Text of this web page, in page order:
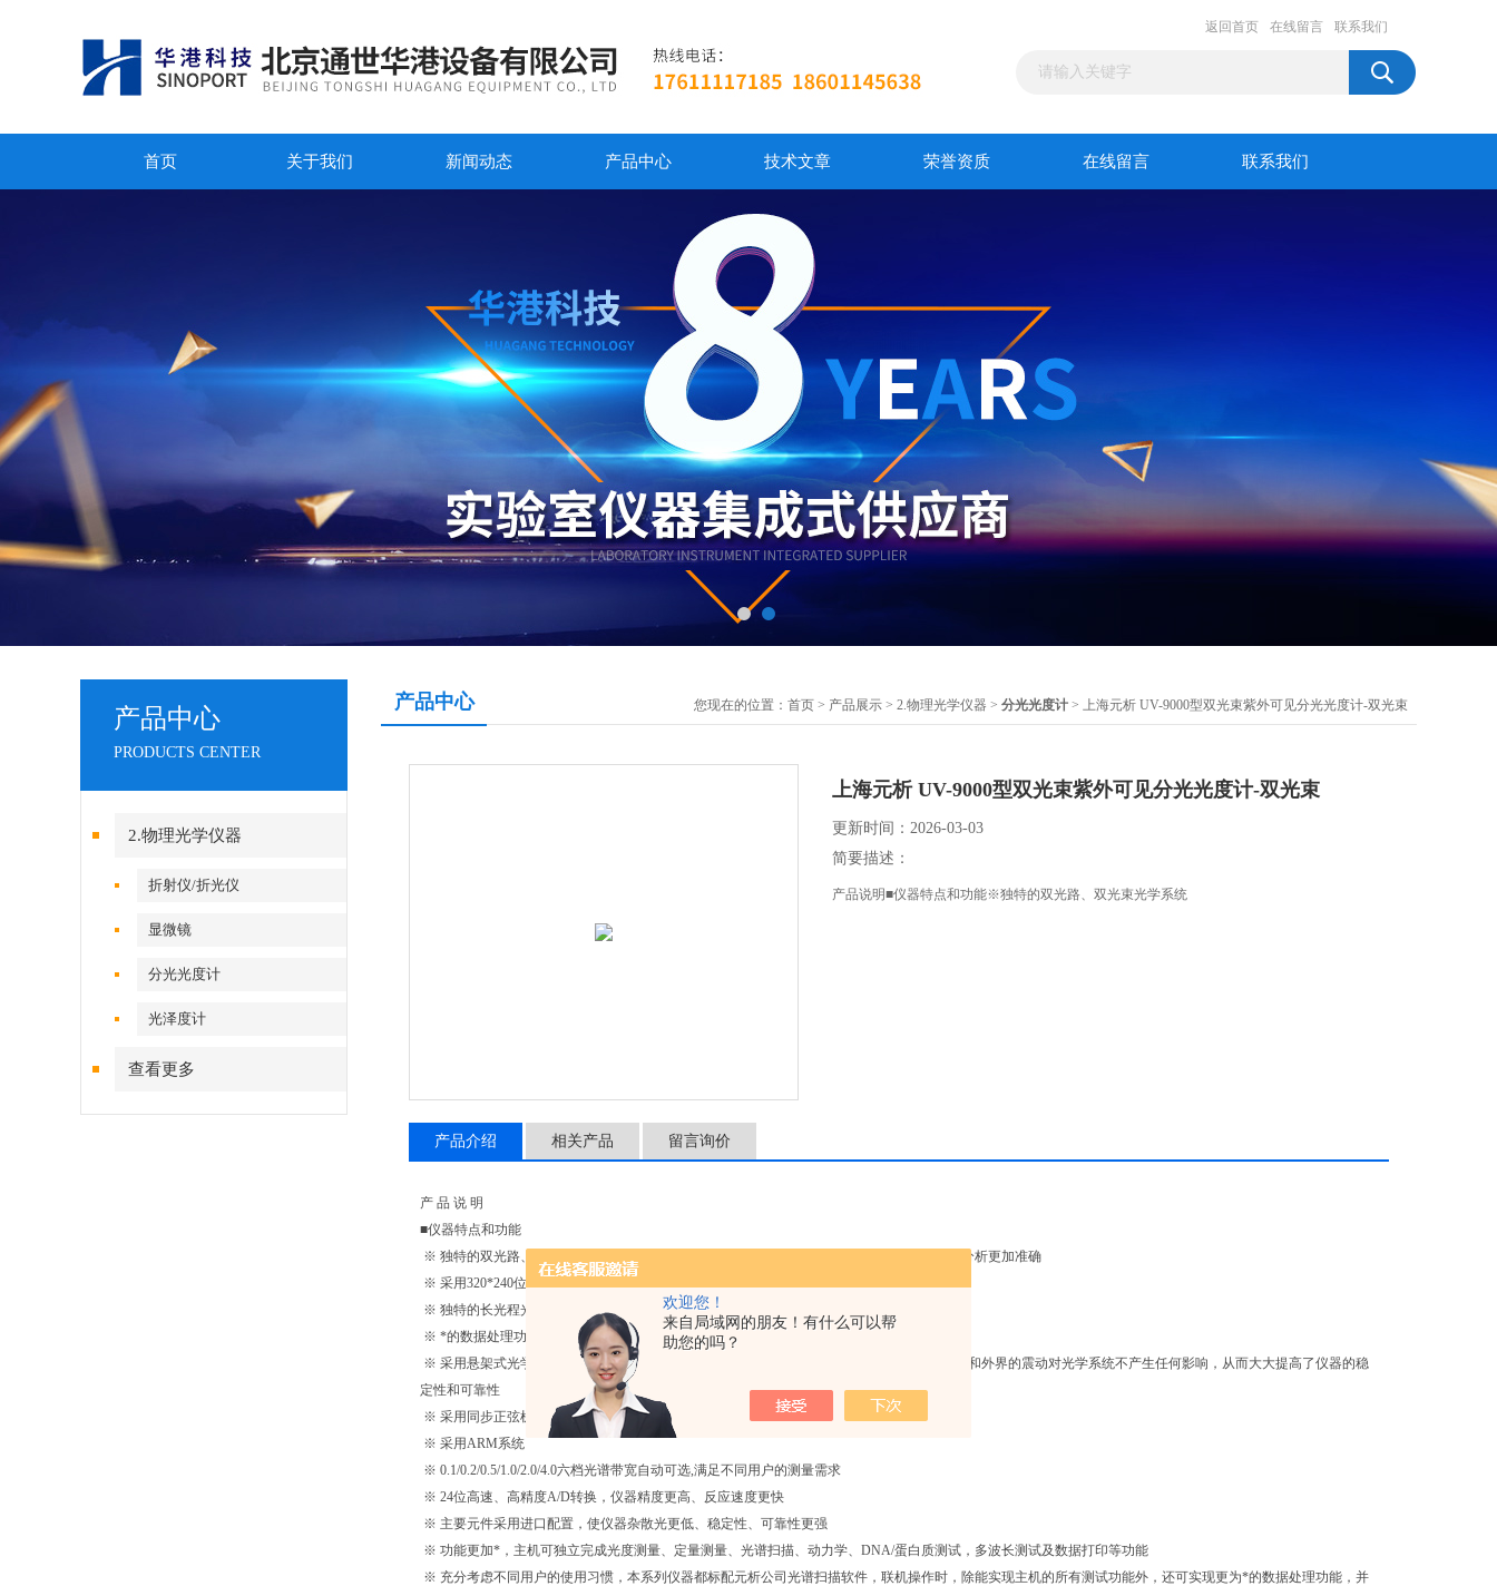
欢迎您！
来自局域网的朋友！有什么可以帮
助您的吗？
返回首页 在线留言 联系我们
首页 关于我们 新闻动态 产品中心 技术文章 荣誉资质 在线留言 联系我们
产品中心
PRODUCTS CENTER
2.物理光学仪器
折射仪/折光仪
显微镜
分光光度计
光泽度计
查看更多
产品中心 您现在的位置： 首页 > 产品展示 > 2.物理光学仪器 > 分光光度计 > 上海元析 UV-9000型双光束紫外可见分光光度计-双光束
上海元析 UV-9000型双光束紫外可见分光光度计-双光束
更新时间：2026-03-03
简要描述：
产品说明■仪器特点和功能※独特的双光路、双光束光学系统
产品介绍 相关产品 留言询价
产 品 说 明
■仪器特点和功能
※ 独特的双光路、双光束光学系统，仪器分辨率更高，杂散光更低，稳定性、可靠性更强，分析更加准确
※ 采用320*240位点阵式高亮6 "液晶显示器，显示清晰，信息完备
※ 独特的长光程光路设计，使仪器分辨率更高，尤其适合微量测试
※ *的数据处理功能，使测试结果能得到充分的应用，用户编辑更为简单快捷
※ 采用悬架式光学系统设计，整体光路独立固定在16mm厚的铝制无变形基座上，底板的变形和外界的震动对光学系统不产生任何影响，从而大大提高了仪器的稳
定性和可靠性
※ 采用同步正弦机构，波长准确度高，重复性好
※ 采用ARM系统
※ 0.1/0.2/0.5/1.0/2.0/4.0六档光谱带宽自动可选,满足不同用户的测量需求
※ 24位高速、高精度A/D转换，仪器精度更高、反应速度更快
※ 主要元件采用进口配置，使仪器杂散光更低、稳定性、可靠性更强
※ 功能更加*，主机可独立完成光度测量、定量测量、光谱扫描、动力学、DNA/蛋白质测试，多波长测试及数据打印等功能
※ 充分考虑不同用户的使用习惯，本系列仪器都标配元析公司光谱扫描软件，联机操作时，除能实现主机的所有测试功能外，还可实现更为*的数据处理功能，并